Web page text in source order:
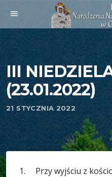
menu
III
(23.01.2022)
21 STYCZNIA 2022
Przy wyjściu z